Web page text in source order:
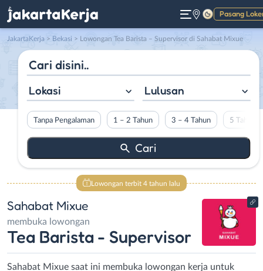
Pasang
Gelap
JakartaKerja > Bekasi > Lowongan Tea Barista – Supervisor di Sahabat Mixue
Lokasi Lulusan
Tanpa Pengalaman 1 – 2 Tahun 3 – 4 Tahun 5 Tahun
Lowongan terbit 4 tahun lalu
Sahabat Mixue
membuka lowongan
Tea Barista - Supervisor
Sahabat Mixue saat ini membuka lowongan kerja untuk